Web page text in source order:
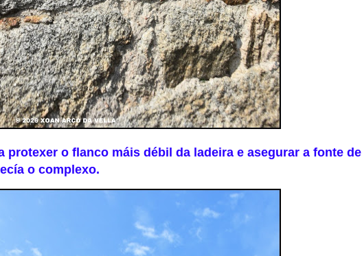
o flanco máis débil da ladeira e asegurar a fonte de
o complexo.